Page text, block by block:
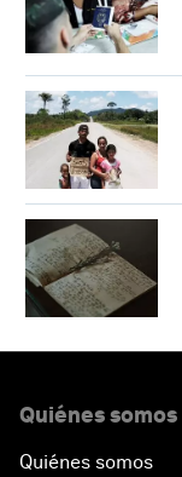
Quiénes somos
Quiénes somos